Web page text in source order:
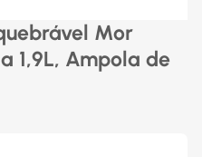
Mor
1,9L, Ampola de